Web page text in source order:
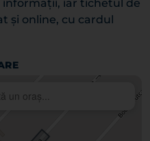
informații, iar tichetul de
și online, cu cardul